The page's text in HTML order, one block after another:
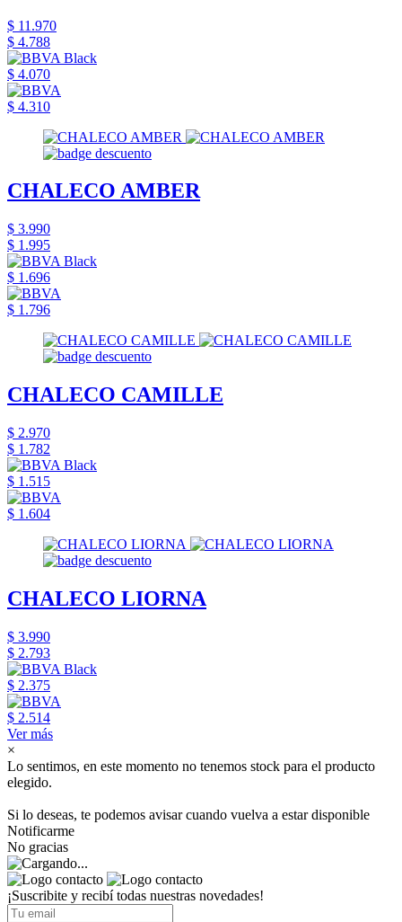
$ 11.970
$ 4.788
$ 4.070
$ 4.310
CHALECO AMBER
$ 3.990
$ 1.995
$ 1.696
$ 1.796
CHALECO CAMILLE
$ 2.970
$ 1.782
$ 1.515
$ 1.604
CHALECO LIORNA
$ 3.990
$ 2.793
$ 2.375
$ 2.514
Ver más
×
Lo sentimos, en este momento no tenemos stock para el producto
elegido.
Si lo deseas, te podemos avisar cuando vuelva a estar disponible
Notificarme
No gracias
¡Suscribite y recibí todas nuestras novedades!